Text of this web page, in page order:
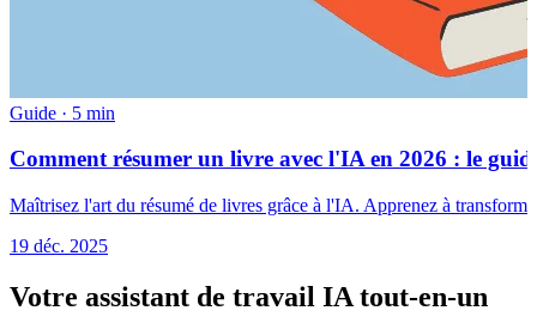
Guide · 5 min
Comment résumer un livre avec l'IA en 2026 : le
Maîtrisez l'art du résumé de livres grâce à l'IA. Apprenez à
19 déc. 2025
Votre assistant de travail IA tout-en-un